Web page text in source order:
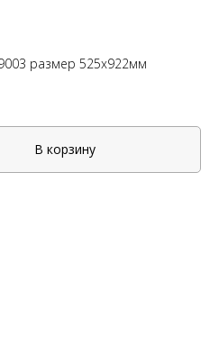
размер 525x922мм
В корзину